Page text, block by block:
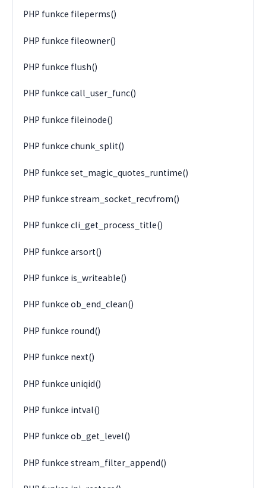
PHP funkce fileperms()
PHP funkce fileowner()
PHP funkce flush()
PHP funkce call_user_func()
PHP funkce fileinode()
PHP funkce chunk_split()
PHP funkce set_magic_quotes_runtime()
PHP funkce stream_socket_recvfrom()
PHP funkce cli_get_process_title()
PHP funkce arsort()
PHP funkce is_writeable()
PHP funkce ob_end_clean()
PHP funkce round()
PHP funkce next()
PHP funkce uniqid()
PHP funkce intval()
PHP funkce ob_get_level()
PHP funkce stream_filter_append()